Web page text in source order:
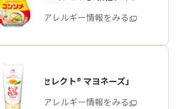
商品・アレルギー情報をみる
「ピュアセレクト® マヨネーズ」
商品・アレルギー情報をみる